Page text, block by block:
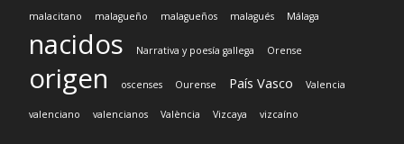
malacitano malagueño malagueños malagués Málaga
nacidos Narrativa y poesía gallega Orense
origen oscenses Ourense País Vasco Valencia
valenciano valencianos València Vizcaya vizcaíno